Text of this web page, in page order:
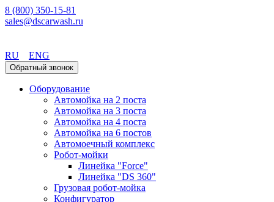
8 (800) 350-15-81
sales@dscarwash.ru
RU
ENG
Обратный звонок
Оборудование
Автомойка на 2 поста
Автомойка на 3 поста
Автомойка на 4 поста
Автомойка на 6 постов
Автомоечный комплекс
Робот-мойки
Линейка "Force"
Линейка "DS 360"
Грузовая робот-мойка
Конфигуратор